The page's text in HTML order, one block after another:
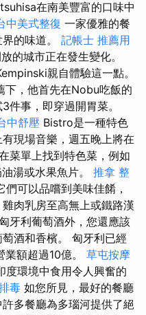
在南美豐富的口味中
中美式整復 一家優雅的餐
的味道。 記帳士 推薦用
的城市正在發生變化。
親自體驗這一點。
下，他首先在Nobu吃飯的
件事，即穿過開胃菜。
中舒壓 Bistro是一種特色
現場音樂，週五晚上將在
菜單上找到特色菜，例如
湯或水果魚片。 推拿 整
可以品嚐到美味佳餚，
肉乳房至高無上或鐵路漢
牙利葡萄酒外，您還應該
酒和香檳。 匈牙利已經
額超過10億。 草屯按摩
度環境中食用令人興奮的
毒 如您所見，最好的餐廳
多餐廳為多瑙河提供了絕